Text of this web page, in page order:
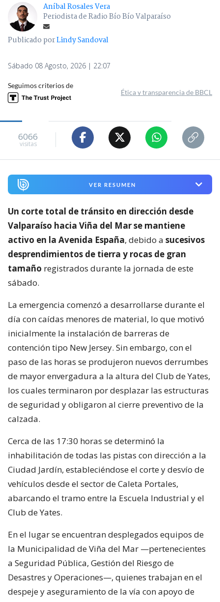
Aníbal Rosales Vera
Periodista de Radio Bío Bío Valparaíso
Publicado porLindy Sandoval
Sábado 08 Agosto, 2026 | 22:07
Seguimos criterios de
Ética y transparencia de BBCL
6066
visitas
VER RESUMEN
Un corte total de tránsito en dirección desde
Valparaíso hacia Viña del Mar se mantiene
activo en la Avenida España, debido a sucesivos
desprendimientos de tierra y rocas de gran
tamaño registrados durante la jornada de este
sábado.
La emergencia comenzó a desarrollarse durante el
día con caídas menores de material, lo que motivó
inicialmente la instalación de barreras de
contención tipo New Jersey. Sin embargo, con el
paso de las horas se produjeron nuevos derrumbes
de mayor envergadura a la altura del Club de Yates,
los cuales terminaron por desplazar las estructuras
de seguridad y obligaron al cierre preventivo de la
calzada.
Cerca de las 17:30 horas se determinó la
inhabilitación de todas las pistas con dirección a la
Ciudad Jardín, estableciéndose el corte y desvío de
vehículos desde el sector de Caleta Portales,
abarcando el tramo entre la Escuela Industrial y el
Club de Yates.
En el lugar se encuentran desplegados equipos de
la Municipalidad de Viña del Mar —pertenecientes
a Seguridad Pública, Gestión del Riesgo de
Desastres y Operaciones—, quienes trabajan en el
despeje y aseguramiento de la vía con apoyo de